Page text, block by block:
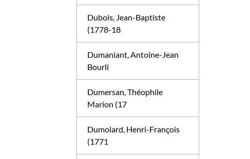
Dubois, Jean-Baptiste
(1778-18
Dumaniant, Antoine-Jean
Bourli
Dumersan, Théophile
Marion (17
Dumolard, Henri-François
(1771